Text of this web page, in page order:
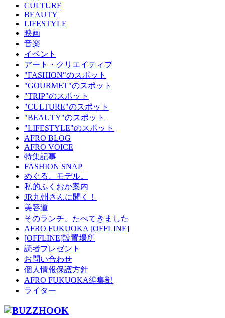
CULTURE
BEAUTY
LIFESTYLE
映画
音楽
イベント
アート・クリエイティブ
"FASHION"のスポット
"GOURMET"のスポット
"TRIP"のスポット
"CULTURE"のスポット
"BEAUTY"のスポット
"LIFESTYLE"のスポット
AFRO BLOG
AFRO VOICE
特集記事
FASHION SNAP
めぐる、モデル。
私的ふくおか案内
JR九州さんに聞く！
美容道
そのランチ、たべてきました
AFRO FUKUOKA [OFFLINE]
[OFFLINE]設置場所
読者プレゼント
お問い合わせ
個人情報保護方針
AFRO FUKUOKA編集部
ライター